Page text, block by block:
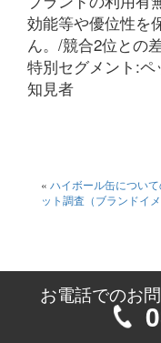
効能等や優位性を
ん。/競合2位との
特別セグメント:
知見者
« ハイボール缶につい
ット調査（ブランドイメ
お電話でのお